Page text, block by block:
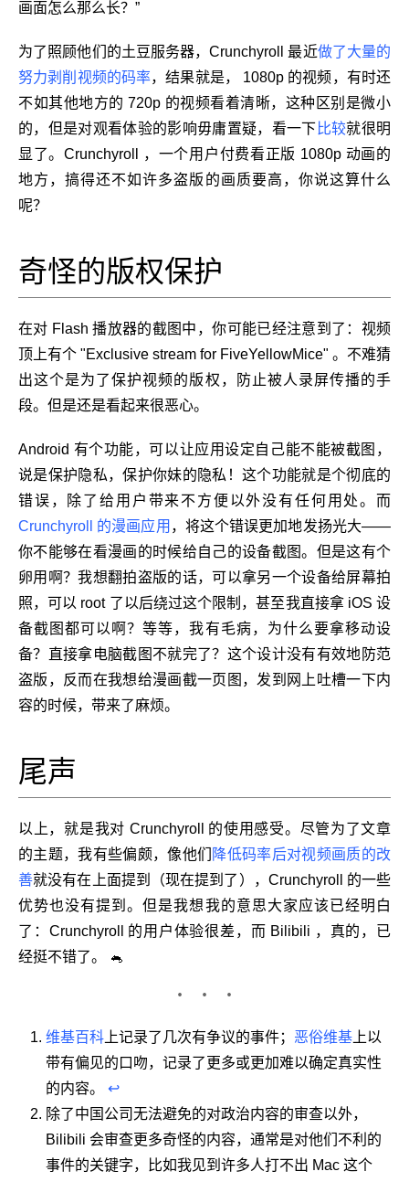
画面怎么那么长？”
为了照顾他们的土豆服务器，Crunchyroll 最近做了大量的
努力剥削视频的码率，结果就是， 1080p 的视频，有时还
不如其他地方的 720p 的视频看着清晰，这种区别是微小
的，但是对观看体验的影响毋庸置疑，看一下 比较就很明
显了。Crunchyroll ，一个用户付费看正版 1080p 动画的
地方，搞得还不如许多盗版的画质要高，你说这算什么
呢？
奇怪的版权保护
在对 Flash 播放器的截图中，你可能已经注意到了：视频
顶上有个 "Exclusive stream for FiveYellowMice" 。不难猜
出这个是为了保护视频的版权，防止被人录屏传播的手
段。但是还是看起来很恶心。
Android 有个功能，可以让应用设定自己能不能被截图，
说是保护隐私，保护你妹的隐私！这个功能就是个彻底的
错误，除了给用户带来不方便以外没有任何用处。而
Crunchyroll 的漫画应用 ，将这个错误更加地发扬光大——
你不能够在看漫画的时候给自己的设备截图。但是这有个
卵用啊？我想翻拍盗版的话，可以拿另一个设备给屏幕拍
照，可以 root 了以后绕过这个限制，甚至我直接拿 iOS 设
备截图都可以啊？等等，我有毛病，为什么要拿移动设
备？直接拿电脑截图不就完了？这个设计没有有效地防范
盗版，反而在我想给漫画截一页图，发到网上吐槽一下内
容的时候，带来了麻烦。
尾声
以上，就是我对 Crunchyroll 的使用感受。尽管为了文章
的主题，我有些偏颇，像他们 降低码率后对视频画质的改
善就没有在上面提到（现在提到了），Crunchyroll 的一些
优势也没有提到。但是我想我的意思大家应该已经明白
了：Crunchyroll 的用户体验很差，而 Bilibili ，真的，已
经挺不错了。
🐁
维基百科 上记录了几次有争议的事件； 恶俗维基 上以
带有偏见的口吻，记录了更多或更加难以确定真实性
的内容。 ↩
除了中国公司无法避免的对政治内容的审查以外，
Bilibili 会审查更多奇怪的内容，通常是对他们不利的
事件的关键字，比如我见到许多人打不出 Mac 这个